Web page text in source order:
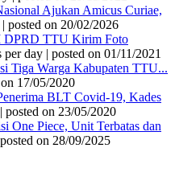
Ajukan Amicus Curiae,
| posted on 20/02/2026
DPRD TTU Kirim Foto
per day | posted on 01/11/2021
Tiga Warga Kabupaten TTU...
17/05/2020
BLT Covid-19, Kades
| posted on 23/05/2020
One Piece, Unit Terbatas dan
posted on 28/09/2025